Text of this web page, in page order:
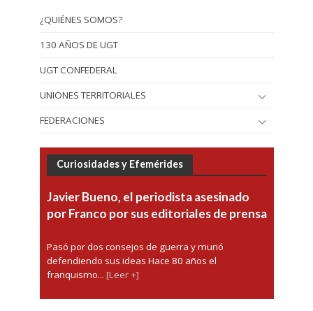
¿QUIÉNES SOMOS?
130 AÑOS DE UGT
UGT CONFEDERAL
UNIONES TERRITORIALES
FEDERACIONES
Curiosidades y Efemérides
Javier Bueno, el periodista asesinado
por Franco por sus editoriales de prensa
Pasó por dos consejos de guerra y murió
defendiendo sus ideas Hace 80 años el
franquismo... [Leer +]